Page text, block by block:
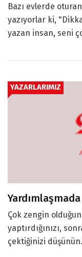
Bazı evlerde
yazıyorlar ki,
yazan insan, seni
YAZARLARIMIZ
Çok zengin
yaptırdığınızı,
çektiğinizi